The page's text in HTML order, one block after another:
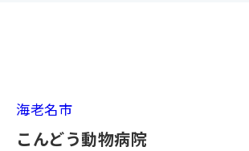
海老名市
こんどう動物病院